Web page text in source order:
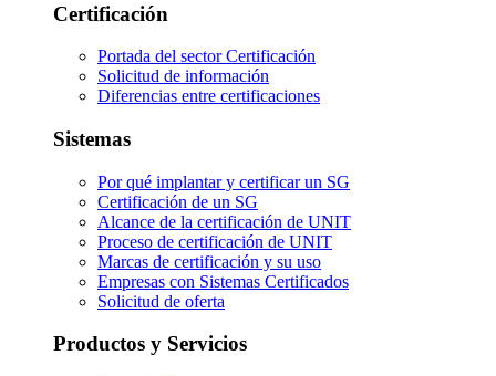
Certificación
Portada del sectorCertificación
Solicitud de información
Diferencias entre certificaciones
Sistemas
Por qué implantar y certificar un SG
Certificación de un SG
Alcance de la certificación de UNIT
Proceso de certificación de UNIT
Marcas de certificación y su uso
Empresas con Sistemas Certificados
Solicitud de oferta
Productos y Servicios